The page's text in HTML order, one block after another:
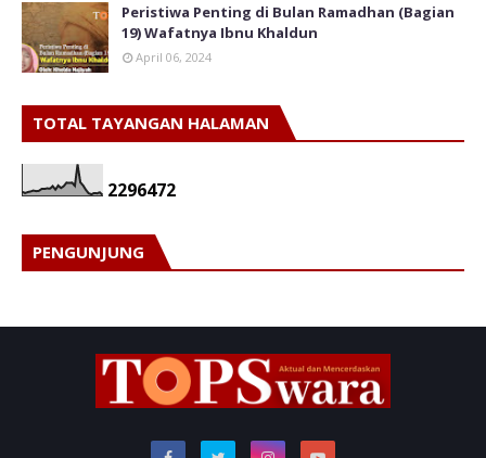
Peristiwa Penting di Bulan Ramadhan (Bagian
19) Wafatnya Ibnu Khaldun
April 06, 2024
TOTAL TAYANGAN HALAMAN
2296472
PENGUNJUNG